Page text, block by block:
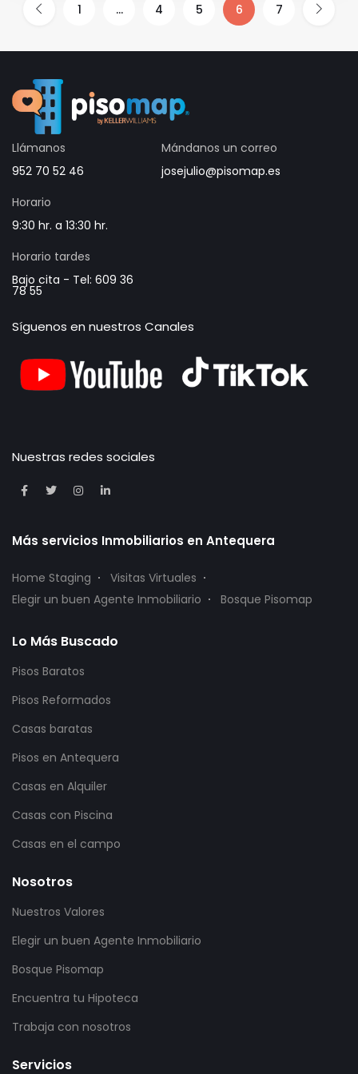
1 … 4 5 6 7
Llámanos
952 70 52 46
Mándanos un correo
josejulio@pisomap.es
Horario
9:30 hr. a 13:30 hr.
Horario tardes
Bajo cita - Tel: 609 36
78 55
Síguenos en nuestros Canales
Nuestras redes sociales
Más servicios Inmobiliarios en Antequera
Home Staging
Visitas Virtuales
Elegir un buen Agente Inmobiliario
Bosque Pisomap
Lo Más Buscado
Pisos Baratos
Pisos Reformados
Casas baratas
Pisos en Antequera
Casas en Alquiler
Casas con Piscina
Casas en el campo
Nosotros
Nuestros Valores
Elegir un buen Agente Inmobiliario
Bosque Pisomap
Encuentra tu Hipoteca
Trabaja con nosotros
Servicios